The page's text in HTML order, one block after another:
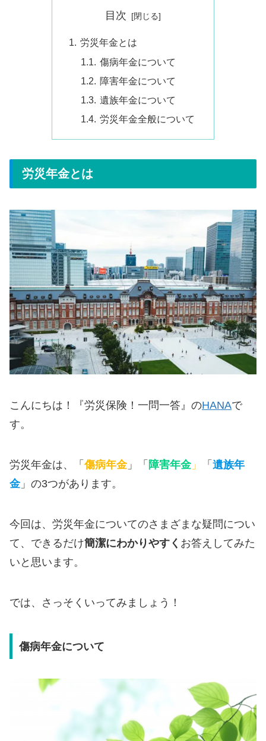
目次
労災年金とは
傷病年金について
障害年金について
遺族年金について
労災年金全般について
労災年金とは
こんにちは！『労災保険！一問一答』のHANAで
す。
労災年金は、「傷病年金」「 障害年金」 「 遺族年
金」の3つがあります。
今回は、労災年金についてのさまざまな疑問につい
て、できるだけ簡潔にわかりやすく お答えしてみた
いと思います。
では、さっそくいってみましょう！
傷病年金について